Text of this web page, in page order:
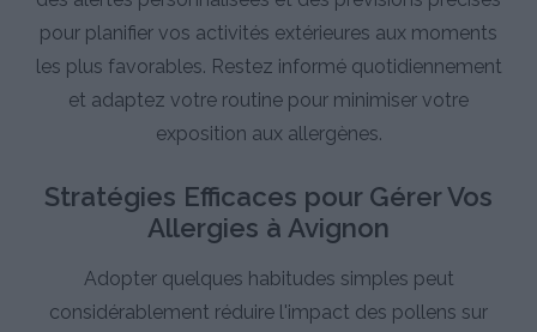
pour planifier vos activités extérieures aux moments
les plus favorables. Restez informé quotidiennement
et adaptez votre routine pour minimiser votre
exposition aux allergènes.
Stratégies Efficaces pour Gérer Vos
Allergies à Avignon
Adopter quelques habitudes simples peut
considérablement réduire l'impact des pollens sur